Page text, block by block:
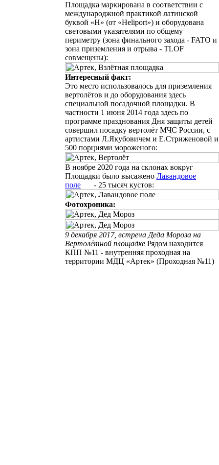
Площадка маркирована в соответствии с
международжной практикой латинской
буквой «H» (от «Heliport») и оборудована
световыми указателями по общему
периметру (зона финального захода - FATO и
зона приземления и отрыва - TLOF
совмещены):
Интересный факт:
Это место использовалось для приземления
вертолётов и до оборудования здесь
специальной посадочной площадки. В
частности 1 июня 2014 года здесь по
программе празднования Дня защиты детей
совершил посадку вертолёт МЧС России, с
артистами Л.Якубовичем и Е.Стриженовой и
500 порциями мороженого:
В ноябре 2020 года на склонах вокруг
Площадки было высажено Лавандовое
поле
- 25 тысяч кустов:
Фотохроника:
9 декабря 2017, встреча Деда Мороза на
Вертолётной площадке Рядом находится
КПП №11 - внутренняя проходная на
территории МДЦ «Артек» (Проходная №11)